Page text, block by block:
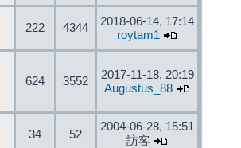
222 4344
2018-06-14, 17:14
roytam1
624 3552
2017-11-18, 20:19
Augustus_88
34 52
2004-06-28, 15:51
訪客